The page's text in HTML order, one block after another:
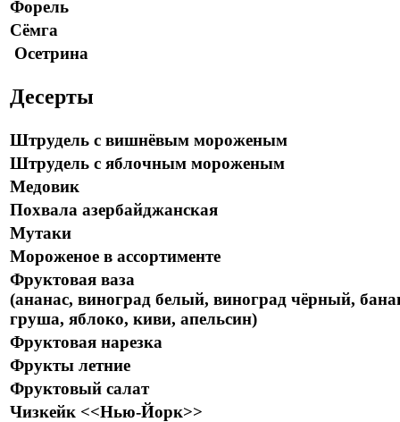
Форель
Сёмга
Осетрина
Десерты
Штрудель с вишнёвым мороженым
Штрудель с яблочным мороженым
Медовик
Похвала азербайджанская
Мутаки
Мороженое в ассортименте
Фруктовая ваза
(ананас, виноград белый, виноград чёрный,
груша, яблоко, киви, апельсин)
Фруктовая нарезка
Фрукты летние
Фруктовый салат
Чизкейк <<Нью-Йорк>>